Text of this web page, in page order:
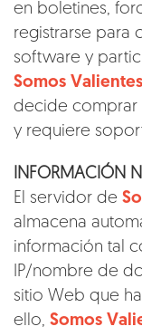
en boletines,
registrarse para
software y
Somos Valientes
decide comprar
y requiere
INFORMACIÓN
El servidor de
almacena
información tal
IP/nombre de
sitio Web que
ello, Somos